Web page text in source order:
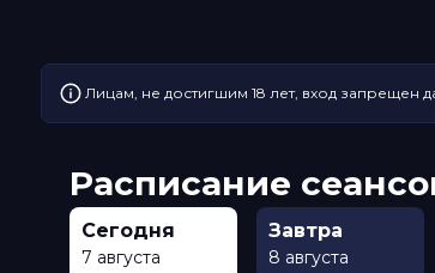
Лицам, не достигшим 18 лет, вход запрещен
Расписание
Сегодня
7 августа
Завтра
8 августа